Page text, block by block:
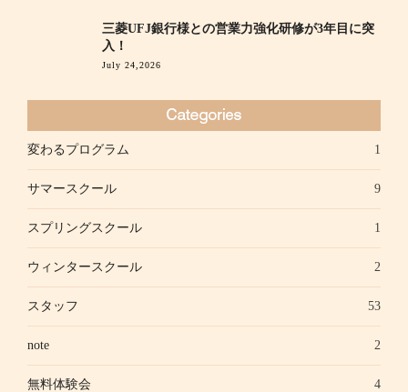
三菱UFJ銀行様との営業力強化研修が3年目に突
入！
July 24,2026
変わるプログラム 1
サマースクール 9
スプリングスクール 1
ウィンタースクール 2
スタッフ 53
note 2
無料体験会 4